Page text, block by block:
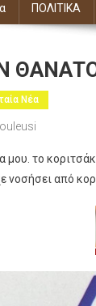
ΠΟΛΙΤΙΚΑ
Νέα
το
νοσήσει από